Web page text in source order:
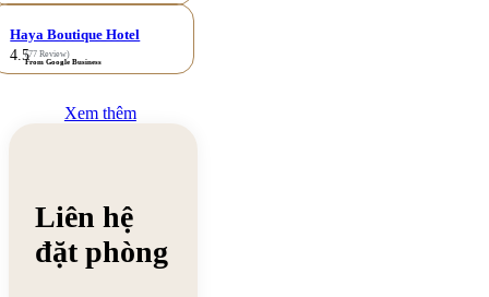
Haya Boutique Hotel
4.5(77 Review)
From Google Business
Xem thêm
Liên hệ
đặt phòng